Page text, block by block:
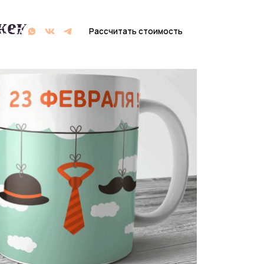
Рассчитать стоимость
Рассчитать стоимость